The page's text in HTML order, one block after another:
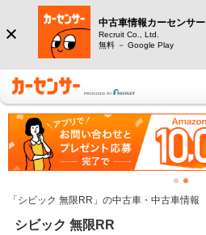
中古車情報カーセンサー
Recruit Co., Ltd.
無料 － Google Play
「シビック 無限RR」の中古車・中古車情報
シビック 無限RR